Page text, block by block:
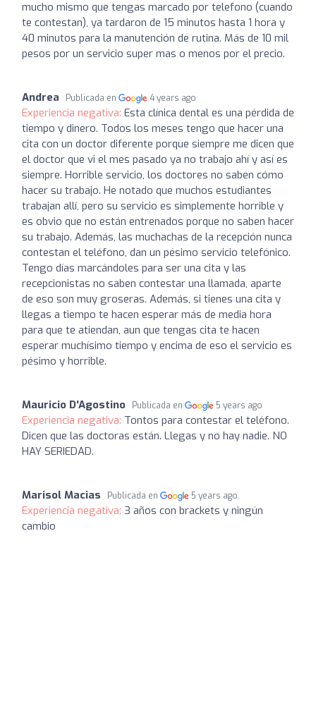
mucho mismo que tengas marcado por telefono (cuando
te contestan), ya tardaron de 15 minutos hasta 1 hora y
40 minutos para la manutención de rutina. Más de 10 mil
pesos por un servicio super mas o menos por el precio.
Andrea Publicada en 4 years ago
Experiencia negativa: Esta clínica dental es una pérdida de
tiempo y dinero. Todos los meses tengo que hacer una
cita con un doctor diferente porque siempre me dicen que
el doctor que vi el mes pasado ya no trabajo ahí y así es
siempre. Horrible servicio, los doctores no saben cómo
hacer su trabajo. He notado que muchos estudiantes
trabajan allí, pero su servicio es simplemente horrible y
es obvio que no están entrenados porque no saben hacer
su trabajo. Además, las muchachas de la recepción nunca
contestan el teléfono, dan un pésimo servicio telefónico.
Tengo días marcándoles para ser una cita y las
recepcionistas no saben contestar una llamada, aparte
de eso son muy groseras. Además, si tienes una cita y
llegas a tiempo te hacen esperar más de media hora
para que te atiendan, aun que tengas cita te hacen
esperar muchísimo tiempo y encima de eso el servicio es
pésimo y horrible.
Mauricio D'Agostino Publicada en 5 years ago
Experiencia negativa: Tontos para contestar el teléfono.
Dicen que las doctoras están. Llegas y no hay nadie. NO
HAY SERIEDAD.
Marisol Macias Publicada en 5 years ago
Experiencia negativa: 3 años con brackets y ningún
cambio